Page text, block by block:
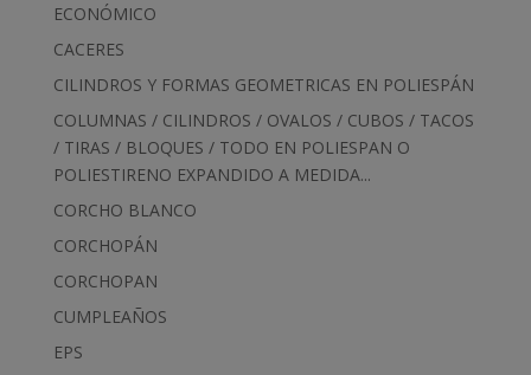
ECONÓMICO
CACERES
CILINDROS Y FORMAS GEOMETRICAS EN POLIESPÁN
COLUMNAS / CILINDROS / OVALOS / CUBOS / TACOS
/ TIRAS / BLOQUES / TODO EN POLIESPAN O
POLIESTIRENO EXPANDIDO A MEDIDA...
CORCHO BLANCO
CORCHOPÁN
CORCHOPAN
CUMPLEAÑOS
EPS